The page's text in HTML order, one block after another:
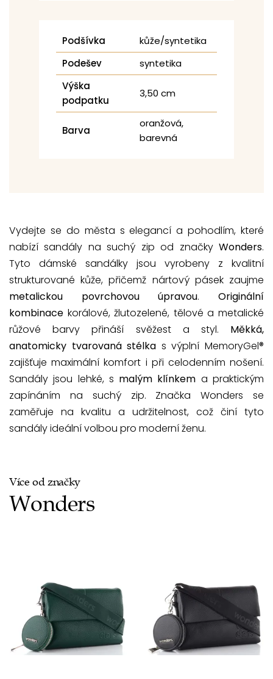
Podšívka
kůže/syntetika
Podešev
syntetika
Výška
podpatku
3,50 cm
Barva
oranžová,
barevná
Vydejte se do města s elegancí a pohodlím, které
nabízí sandály na suchý zip od značky Wonders.
Tyto dámské sandálky jsou vyrobeny z kvalitní
strukturované kůže, přičemž nártový pásek zaujme
metalickou povrchovou úpravou.Originální
kombinace korálové, žlutozelené, tělové a metalické
růžové barvy přináší svěžest a styl. Měkká,
anatomicky tvarovaná stélka s výplní MemoryGel®
zajišťuje maximální komfort i při celodenním nošení.
Sandály jsou lehké, s malým klínkem a praktickým
zapínáním na suchý zip. Značka Wonders se
zaměřuje na kvalitu a udržitelnost, což činí tyto
sandály ideální volbou pro moderní ženu.
Více od značky
Wonders